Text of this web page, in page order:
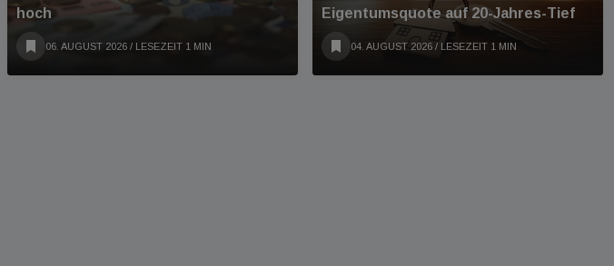
hoch
06. AUGUST 2026 / LESEZEIT 1 MIN
Eigentumsquote auf 20-Jahres-Tief
04. AUGUST 2026 / LESEZEIT 1 MIN